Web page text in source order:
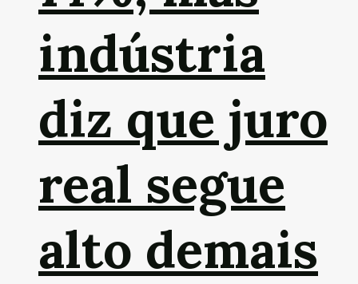
indústria
diz que juro
real segue
alto demais